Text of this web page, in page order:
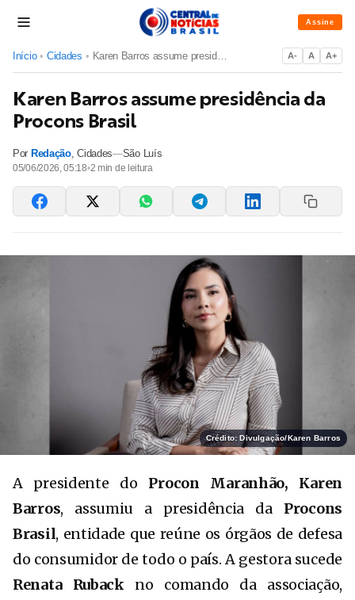
Assine
Início • Cidades • Karen Barros assume presidência da Procons Brasil A- A A+
Karen Barros assume presidência da
Procons Brasil
Por Redação,Cidades—São Luís
05/06/2026, 05:18•2 min de leitura
Crédito: Divulgação/Karen Barros
A presidente do Procon Maranhão, Karen
Barros, assumiu a presidência da Procons
Brasil, entidade que reúne os órgãos de defesa
do consumidor de todo o país. A gestora sucede
Renata Ruback no comando da associação,